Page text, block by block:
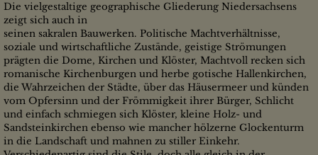
Die vielgestaltige geographische Gliederung Niedersachsens
zeigt sich auch in
seinen sakralen Bauwerken. Politische Machtverhältnisse,
soziale und wirtschaftliche Zustände, geistige Strömungen
prägten die Dome, Kirchen und Klöster, Machtvoll recken sich
romanische Kirchenburgen und herbe gotische Hallenkirchen,
die Wahrzeichen der Städte, über das Häusermeer und künden
vom Opfersinn und der Frömmigkeit ihrer Bürger, Schlicht
und einfach schmiegen sich Klöster, kleine Holz- und
Sandsteinkirchen ebenso wie mancher hölzerne Glockenturm
in die Landschaft und mahnen zu stiller Einkehr.